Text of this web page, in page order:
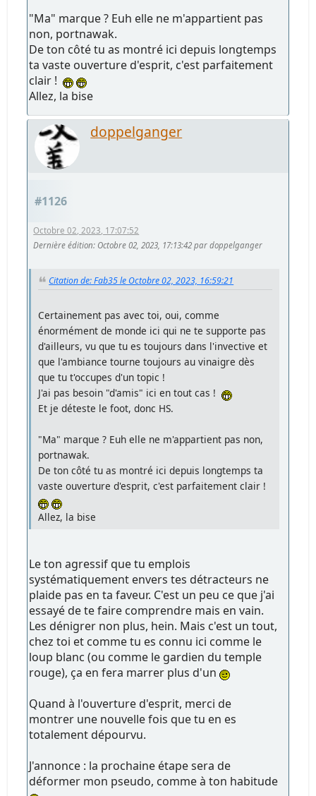
"Ma" marque ? Euh elle ne m'appartient pas
non, portnawak.
De ton côté tu as montré ici depuis longtemps
ta vaste ouverture d'esprit, c'est parfaitement
clair !
Allez, la bise
doppelganger
#1126
Octobre 02, 2023, 17:07:52
Dernière édition: Octobre 02, 2023, 17:13:42 par doppelganger
Citation de: Fab35 le Octobre 02, 2023, 16:59:21
Certainement pas avec toi, oui, comme
énormément de monde ici qui ne te supporte pas
d'ailleurs, vu que tu es toujours dans l'invective et
que l'ambiance tourne toujours au vinaigre dès
que tu t'occupes d'un topic !
J'ai pas besoin "d'amis" ici en tout cas !
Et je déteste le foot, donc HS.
"Ma" marque ? Euh elle ne m'appartient pas non,
portnawak.
De ton côté tu as montré ici depuis longtemps ta
vaste ouverture d'esprit, c'est parfaitement clair !
Allez, la bise
Le ton agressif que tu emplois
systématiquement envers tes détracteurs ne
plaide pas en ta faveur. C'est un peu ce que j'ai
essayé de te faire comprendre mais en vain.
Les dénigrer non plus, hein. Mais c'est un tout,
chez toi et comme tu es connu ici comme le
loup blanc (ou comme le gardien du temple
rouge), ça en fera marrer plus d'un
Quand à l'ouverture d'esprit, merci de
montrer une nouvelle fois que tu en es
totalement dépourvu.
J'annonce : la prochaine étape sera de
déformer mon pseudo, comme à ton habitude